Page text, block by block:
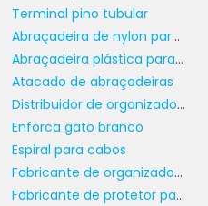
condução elétrica,
geral do sistema.
menos energia é
em economia nas
e maior respeito ao
investir em terminais
uma questão de
de sustentabilidade
Terminal pino tubular
Abraçadeira de nylon para fios e cabos
Abraçadeira plástica para eletroduto
Atacado de abraçadeiras
Distribuidor de organizador clip autoadesivo
Enforca gato branco
Espiral para cabos
Fabricante de organizador clip autoadesivo
Fabricante de protetor para mangueira